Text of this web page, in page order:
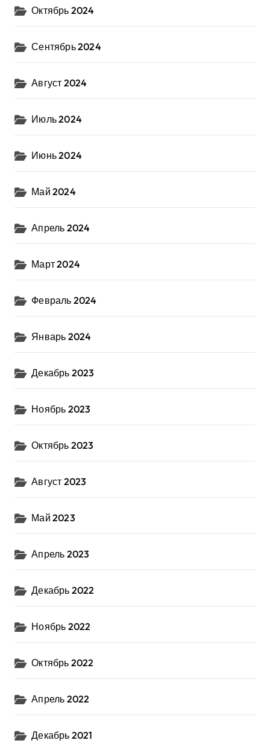
Октябрь 2024
Сентябрь 2024
Август 2024
Июль 2024
Июнь 2024
Май 2024
Апрель 2024
Март 2024
Февраль 2024
Январь 2024
Декабрь 2023
Ноябрь 2023
Октябрь 2023
Август 2023
Май 2023
Апрель 2023
Декабрь 2022
Ноябрь 2022
Октябрь 2022
Апрель 2022
Декабрь 2021